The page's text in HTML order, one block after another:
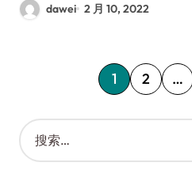
dawei 2 月 10, 2022
文
章
分
1 2 …
搜
索
：